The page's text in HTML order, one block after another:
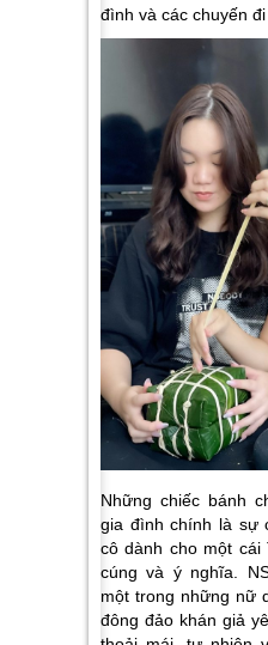
đình và các chuyến
Những chiếc bánh
gia đình chính là sự
cô dành cho một cái
cúng và ý nghĩa.
một trong những nữ
đông đảo khán giả